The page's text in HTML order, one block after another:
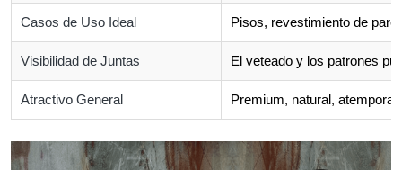
Casos de Uso Ideal Pisos, revestimiento de
Visibilidad de Juntas El veteado y los patrones
Atractivo General Premium, natural,